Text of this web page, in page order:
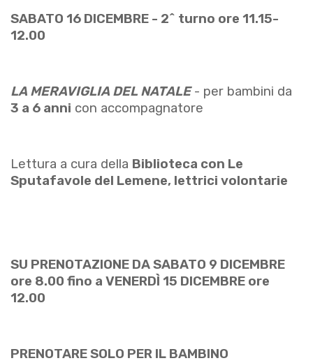
SABATO 16 DICEMBRE - 2^ turno ore 11.15-
12.00
LA MERAVIGLIA DEL NATALE- per bambini da
3 a 6 anni con accompagnatore
Lettura a cura della Biblioteca con Le
Sputafavole del Lemene, lettrici volontarie
SU PRENOTAZIONE DA SABATO 9 DICEMBRE
ore 8.00 fino a VENERDÌ 15 DICEMBRE ore
12.00
PRENOTARE SOLO PER IL BAMBINO